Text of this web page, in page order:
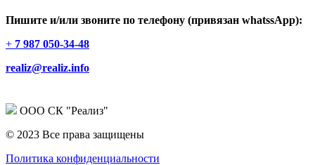
Пишите и/или звоните по телефону (привязан whatssApp):
+ 7 987 050-34-48
realiz@realiz.info
ООО СК "Реализ"
© 2023 Все права защищены
Политика конфиденциальности